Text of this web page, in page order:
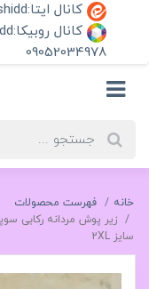
کانال ایتا:pakhsh_khorshidd@
کانال روبیکا:pakhsh-khorshidd@
09052034978
خانه
فهرست محصولات
سایز 2XL